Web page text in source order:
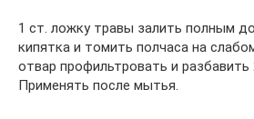
1 ст. ложку травы залить полным
кипятка и томить полчаса на
отвар профильтровать и
Применять после мытья.